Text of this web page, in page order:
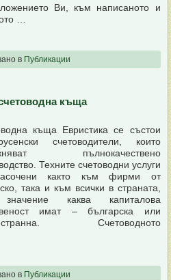
Ви, към написаното и
…
в Публикации
къща
къща Евристика се състои
счетоводители, които
пълнокачествено
Техните счетоводни услуги
както към фирми от
така и към всички в страната,
каква капиталова
имат – българска или
Счетоводното
в Публикации